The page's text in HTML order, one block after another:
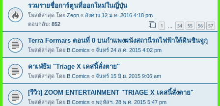
รวมรายชื่อการ์ตูนที่ออกใหม่ในญี่ปุ่น
โพสต์ล่าสุด โดย Zeon « อังคาร 12 ม.ค. 2016 4:18 pm
ตอบกลับ: 852 1 … 54 55 56 57
Terra Formars ตอนที่ 0 บนกำแพงผนังสถานีรถไฟฟ้าใต้ดินชินจูกุ
โพสต์ล่าสุด โดย B.Comics « จันทร์ 24 ส.ค. 2015 4:02 pm
คาเฟ่ธีม "Triage X เคสนี้สั่งตาย"
โพสต์ล่าสุด โดย B.Comics « จันทร์ 15 มิ.ย. 2015 9:06 am
[รีวิว] ZOOM ENTERTAINMENT "TRIAGE X เคสนี้สั่งตาย"
โพสต์ล่าสุด โดย B.Comics « พฤหัสฯ. 28 พ.ค. 2015 5:47 pm